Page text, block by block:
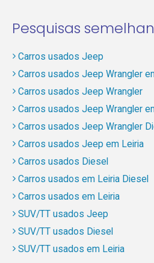
Pesquisas
Carros usados Jeep
Carros usados Jeep Wrangler
Carros usados Jeep Wrangler
Carros usados Jeep Wrangler
Carros usados Jeep Wrangler
Carros usados Jeep em Leiria
Carros usados Diesel
Carros usados em Leiria Diesel
Carros usados em Leiria
SUV/TT usados Jeep
SUV/TT usados Diesel
SUV/TT usados em Leiria